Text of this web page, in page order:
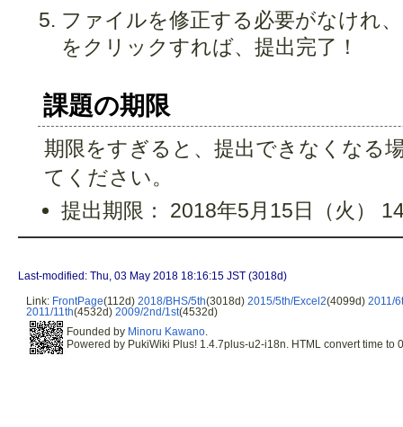
ファイルを修正する必要がなけれ
をクリックすれば、提出完了！
課題の期限
期限をすぎると、提出できなくなる
てください。
提出期限： 2018年5月15日（火）
Last-modified: Thu, 03 May 2018 18:16:15 JST (3018d)
Link: FrontPage(112d) 2018/BHS/5th(3018d) 2015/5th/Excel2(4099d) 2011/
2011/11th(4532d) 2009/2nd/1st(4532d)
Founded by Minoru Kawano.
Powered by PukiWiki Plus! 1.4.7plus-u2-i18n. HTML convert time to